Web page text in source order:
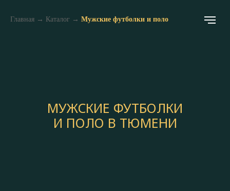
Главная → Каталог → Мужские футболки и поло
МУЖСКИЕ ФУТБОЛКИ
И ПОЛО В ТЮМЕНИ